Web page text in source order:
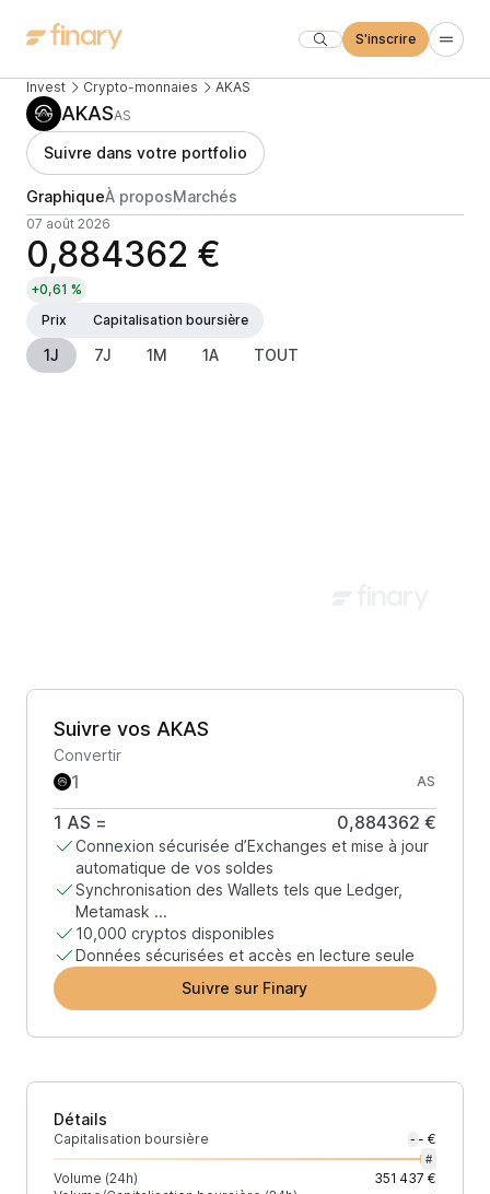
S'inscrire
Invest Crypto-monnaies AKAS
AKASAS
Suivre dans votre portfolio
GraphiqueÀ proposMarchés
07 août 2026
0,884362 €
+0,61 %
Prix
Capitalisation boursière
1J 7J 1M 1A TOUT
Suivre vos AKAS
Convertir
AS
1 AS = 0,884362 €
Connexion sécurisée d’Exchanges et mise à jour
automatique de vos soldes
Synchronisation des Wallets tels que Ledger,
Metamask ...
10,000 cryptos disponibles
Données sécurisées et accès en lecture seule
Suivre sur Finary
Détails
Capitalisation boursière - - €
#
Volume (24h)
351 437 €